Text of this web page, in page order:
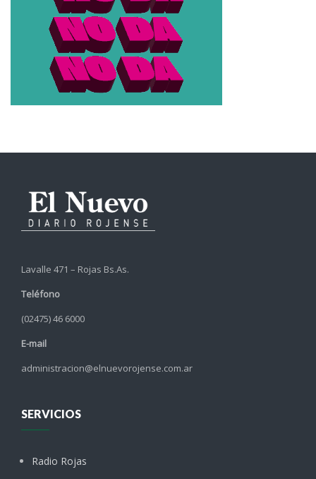
Lavalle 471 – Rojas Bs.As.
Teléfono
(02475) 46 6000
E-mail
administracion@elnuevorojense.com.ar
SERVICIOS
Radio Rojas